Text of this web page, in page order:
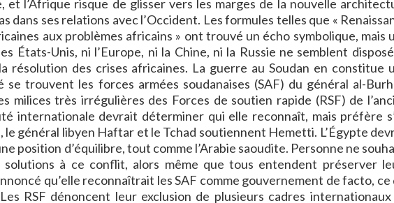
et l’Afrique risque de glisser vers les marges de la nouvelle
dans ses relations avec l’Occident. Les formules telles que «
aux problèmes africains » ont trouvé un écho symbolique, mais
États-Unis, ni l’Europe, ni la Chine, ni la Russie ne semblent
résolution des crises africaines. La guerre au Soudan en constitue
trouvent les forces armées soudanaises (SAF) du général al-
milices très irrégulières des Forces de soutien rapide (RSF) de
internationale devrait déterminer qui elle reconnaît, mais préfère
le général libyen Haftar et le Tchad soutiennent Hemetti. L’Égypte
position d’équilibre, tout comme l’Arabie saoudite. Personne ne
à ce conflit, alors même que tous entendent préserver
qu’elle reconnaîtrait les SAF comme gouvernement de facto, ce
RSF dénoncent leur exclusion de plusieurs cadres internationaux